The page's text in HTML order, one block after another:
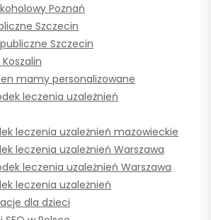
Poznań
Szczecin
Szczecin
mamy personalizowane
leczenia uzależnień
leczenia uzależnień mazowieckie
leczenia uzależnień Warszawa
leczenia uzależnień Warszawa
leczenia uzależnień
dla dzieci